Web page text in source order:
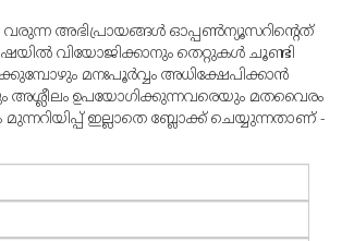
അഭിപ്രായങ്ങള്‍ ഓപ്പൺന്യൂസറിന്റെത്
വിയോജിക്കാനും തെറ്റുകള്‍ ചൂണ്ടി
മനഃപൂര്‍വ്വം അധിക്ഷേപിക്കാന്‍
അശ്ലീലം ഉപയോഗിക്കുന്നവരെയും മതവൈരം
ഇല്ലാതെ ബ്ലോക്ക് ചെയ്യുന്നതാണ് -